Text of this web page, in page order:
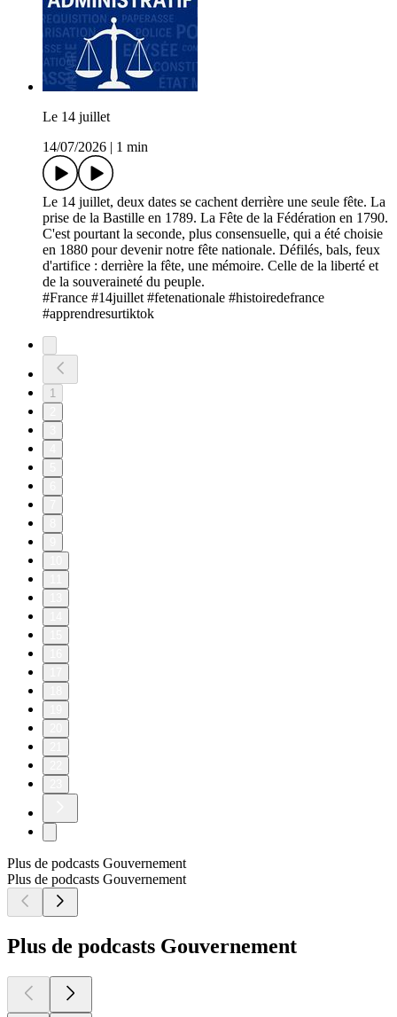
Le 14 juillet
14/07/2026
1 min
Le 14 juillet, deux dates se cachent derrière une seule fête. La
prise de la Bastille en 1789. La Fête de la Fédération en 1790.
C'est pourtant la seconde, plus consensuelle, qui a été choisie
en 1880 pour devenir notre fête nationale. Défilés, bals, feux
d'artifice : derrière la fête, une mémoire. Celle de la liberté et
de la souveraineté du peuple.
#France #14juillet #fetenationale #histoiredefrance
#apprendresurtiktok
1
Plus de podcasts Gouvernement
Plus de podcasts Gouvernement
Plus de podcasts Gouvernement